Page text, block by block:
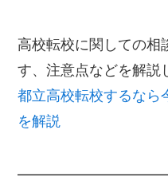
高校転校に関しての相
す、注意点などを解説
都立高校転校するな
を解説